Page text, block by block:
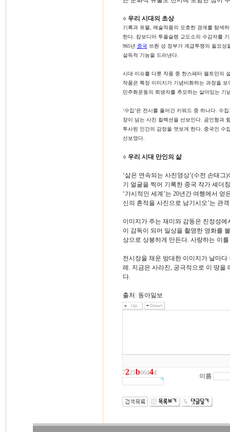
○ 우리 시대의 초상
기록과 유물, 예술작품의 모호한 경계를 탐색
한다. 캄보디아 투올슬렝 교도소의 수감자를
965년 중국쓰촨 성 정부가 계급투쟁의 필요성
설득적 기능을 드러낸다.
시대 이슈를 다룬 작품 중 한스페터 펠트만의
작품은 특정 이미지가 기념비화하는 과정을
민주화운동의 희생자를 추모하는 살아있는 기
‘수집’은 전시를 풀어간 키워드 중 하나다. 수
장이 넘는 사진 컬렉션을 선보인다. 곰인형과
투사된 인간의 감정을 엿보게 한다. 중국인 수
선보였다.
○ 우리 시대 만인의 삶
‘삶은 연속되는 사진영상’(수전 손태
기 얼굴을 찍어 기록한 중국 작가 셰더
‘가시적인 세계’는 20년간 여행에서
신의 흔적을 사진으로 남기시오’는 관
이미지가 주는 재미와 감동은 진정성
이 감독이 되어 일상을 촬영한 영화를
상으로 상봉하게 만든다. 사랑하는 이
전시장을 채운 방대한 이미지가 날마
레. 지금은 사라진, 궁극적으로 이 땅을
다.
출처: 동아일보
7223b66d4d 이름